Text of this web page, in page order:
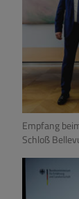
Empfang
Schloß